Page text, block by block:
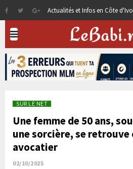
Actualités et Infos en Côte
SUR LE NET
Une femme de 50 ans,
une sorcière, se retrouve
avocatier
02/10/2025